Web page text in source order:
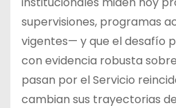
supervisiones, programas
vigentes— y que el desafío
con evidencia robusta
pasan por el Servicio
cambian sus trayectorias